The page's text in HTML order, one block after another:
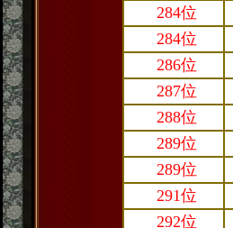
284位
284位
286位
287位
288位
289位
289位
291位
292位